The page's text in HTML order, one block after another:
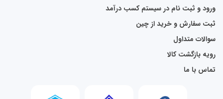
ورود و ثبت نام در سیستم کسب درآمد
ثبت سفارش و خرید از چین
سوالات متداول
رویه بازگشت کالا
تماس با ما